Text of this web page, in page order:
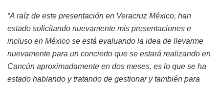
“A raíz de este presentación en Veracruz México, han
estado solicitando nuevamente mis presentaciones e
incluso en México se está evaluando la idea de llevarme
nuevamente para un concierto que se estará realizando en
Cancún aproximadamente en dos meses, es lo que se ha
estado hablando y tratando de gestionar y también para